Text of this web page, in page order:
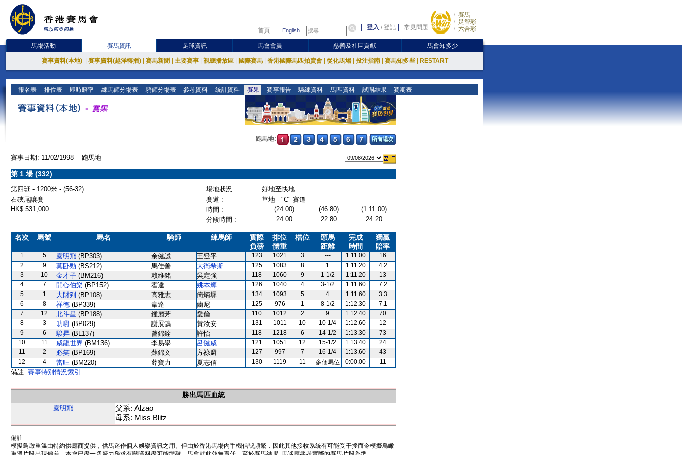
首頁 English 登入 /登記 常見問題
賽馬
足智彩
六合彩
馬場活動 賽馬資訊 足球資訊 馬會會員 慈善及社區貢獻 馬會知多少
賽事資料(本地) 賽事資料(越洋轉播) 賽馬新聞 主要賽事 視聽播放區 國際賽馬 香港國際馬匹拍賣會 從化馬場 投注指南 賽馬知多些 RESTART
報名表 排位表 即時賠率 練馬師分場表 騎師分場表 參考資料 統計資料 賽果 賽事報告 騎練資料 馬匹資料 試閘結果 賽期表
跑馬地:
賽事日期: 11/02/1998 跑馬地
第 1 場 (332)
第四班 - 1200米 - (56-32) 場地狀況 :
好地至快地
石硤尾讓賽
賽道 :
草地 - "C" 賽道
HK$ 531,000
時間 : (24.00) (46.80)
(1:11.00)
分段時間 :
24.00 22.80 24.20
名次 馬號 馬名 騎師 練馬師
實際
負磅
排位
體重
檔位
頭馬
距離
完成
時間
獨贏
賠率
1 5 露明飛 (BP303) 余健誠 王登平 123 1021 3 --- 1:11.00
16
2
9 莫卧勁 (BS212) 馬佳善 大衛希斯 125 1083 8 1 1:11.20
4.2
3
10 金才子 (BM216) 賴維銘 吳定強 118 1060 9 1-1/2 1:11.20
13
4
7 開心伯樂 (BP152) 霍達 姚本輝 126 1040 4 3-1/2 1:11.60
7.2
5
1 大財到 (BP108) 高雅志 簡炳墀 134 1093 5 4 1:11.60
3.3
6
8 祥德 (BP339) 韋達 蘭尼 125 976 1 8-1/2 1:12.30
7.1
7
12 北斗星 (BP188) 鍾麗芳 愛倫 110 1012 2 9 1:12.40
70
8
3 叻嘢 (BP029) 謝展鵠 黃汝安 131 1011 10 10-1/4 1:12.60
12
9
6 駿昇 (BL137) 曾錦銓 許怡 118 1218 6 14-1/2 1:13.30
73
10
11 威龍世界 (BM136) 李易學 呂健威 121 1051 12 15-1/2 1:13.40
24
11
2 必笑 (BP169) 蘇錦文 方祿麟 127 997 7 16-1/4 1:13.60
43
12
4 當旺 (BM220) 薛寶力 夏志信 130 1119 11 多個馬位 0:00.00 11
備註: 賽事特別情況索引
勝出馬匹血統
露明飛
父系: Alzao
母系: Miss Blitz
備註
模擬鳥瞰重溫由特約供應商提供，供馬迷作個人娛樂資訊之用。但由於香港馬場內手機信號頻繁，因此其他接收系統有可能受干擾而令模擬鳥瞰